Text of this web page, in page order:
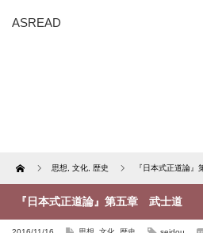
ASREAD
Home 思想 文化 歴史 『日本式正道論
『日本式正道論』第五章 武士道